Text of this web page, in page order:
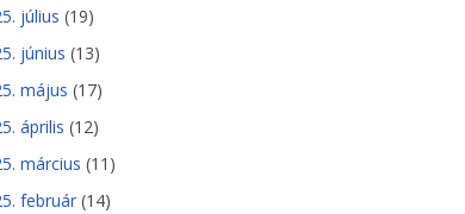
július (19)
június (13)
május (17)
április (12)
március (11)
február (14)